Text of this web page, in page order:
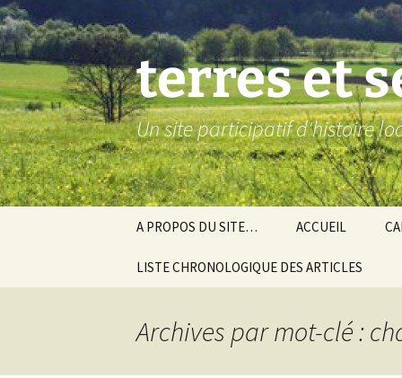
Aller
au
contenu
terres et
Un site participatif d'histoire
A PROPOS DU SITE… ACCUEIL
LISTE CHRONOLOGIQUE DES ARTICLES
Archives par mot-clé :